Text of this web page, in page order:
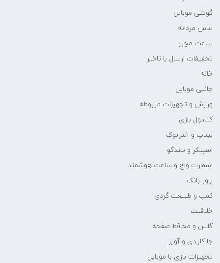
گوشی موبایل
لباس مردانه
ساعت مچی
تخفیفات ارسال با تاخیر
خانه
جانبی موبایل
ورزش و تجهیزات مربوطه
کنسول بازی
لپتاپ و آلترابوک
اسپیکر و بلندگو
اسمارت واچ و ساعت هوشمند
پاور بانک
کمپ و طبیعت گردی
خلاقیت
گلس و محافظ صفحه
جا کلیدی و آویز
تجهیزات بازی با موبایل